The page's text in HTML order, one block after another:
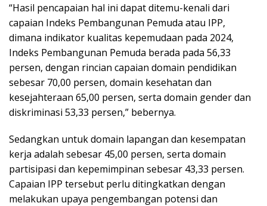
“Hasil pencapaian hal ini dapat ditemu-kenali dari
capaian Indeks Pembangunan Pemuda atau IPP,
dimana indikator kualitas kepemudaan pada 2024,
Indeks Pembangunan Pemuda berada pada 56,33
persen, dengan rincian capaian domain pendidikan
sebesar 70,00 persen, domain kesehatan dan
kesejahteraan 65,00 persen, serta domain gender dan
diskriminasi 53,33 persen,” bebernya.
Sedangkan untuk domain lapangan dan kesempatan
kerja adalah sebesar 45,00 persen, serta domain
partisipasi dan kepemimpinan sebesar 43,33 persen.
Capaian IPP tersebut perlu ditingkatkan dengan
melakukan upaya pengembangan potensi dan